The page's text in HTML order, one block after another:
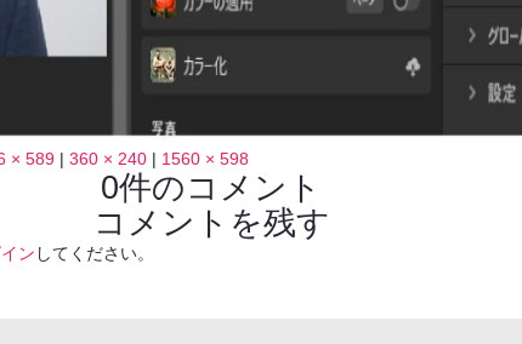
× 589 | 360 × 240 | 1560 × 598
0件のコメント
コメントを残す
ン してください。